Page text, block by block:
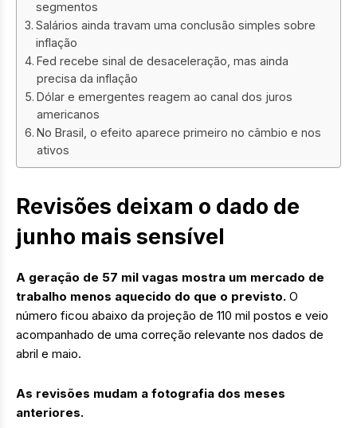
segmentos
Salários ainda travam uma conclusão simples sobre
inflação
Fed recebe sinal de desaceleração, mas ainda
precisa da inflação
Dólar e emergentes reagem ao canal dos juros
americanos
No Brasil, o efeito aparece primeiro no câmbio e nos
ativos
Revisões deixam o dado de
junho mais sensível
A geração de 57 mil vagas mostra um mercado de
trabalho menos aquecido do que o previsto. O
número ficou abaixo da projeção de 110 mil postos e veio
acompanhado de uma correção relevante nos dados de
abril e maio.
As revisões mudam a fotografia dos meses
anteriores.